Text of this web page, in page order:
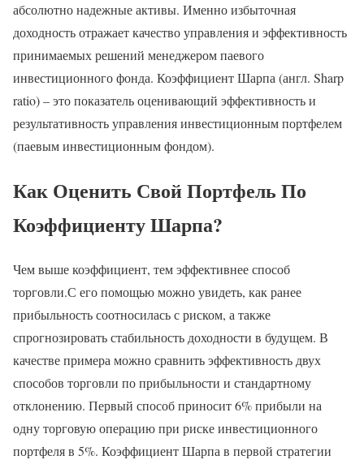
абсолютно надежные активы. Именно избыточная
доходность отражает качество управления и эффективность
принимаемых решений менеджером паевого
инвестиционного фонда. Коэффициент Шарпа (англ. Sharp
ratio) – это показатель оценивающий эффективность и
результативность управления инвестиционным портфелем
(паевым инвестиционным фондом).
Как Оценить Свой Портфель По
Коэффициенту Шарпа?
Чем выше коэффициент, тем эффективнее способ
торговли.С его помощью можно увидеть, как ранее
прибыльность соотносилась с риском, а также
спрогнозировать стабильность доходности в будущем. В
качестве примера можно сравнить эффективность двух
способов торговли по прибыльности и стандартному
отклонению. Первый способ приносит 6% прибыли на
одну торговую операцию при риске инвестиционного
портфеля в 5%. Коэффициент Шарпа в первой стратегии